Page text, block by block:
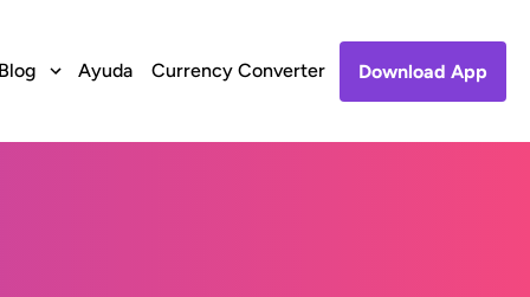
Blog Ayuda Currency Converter Download App